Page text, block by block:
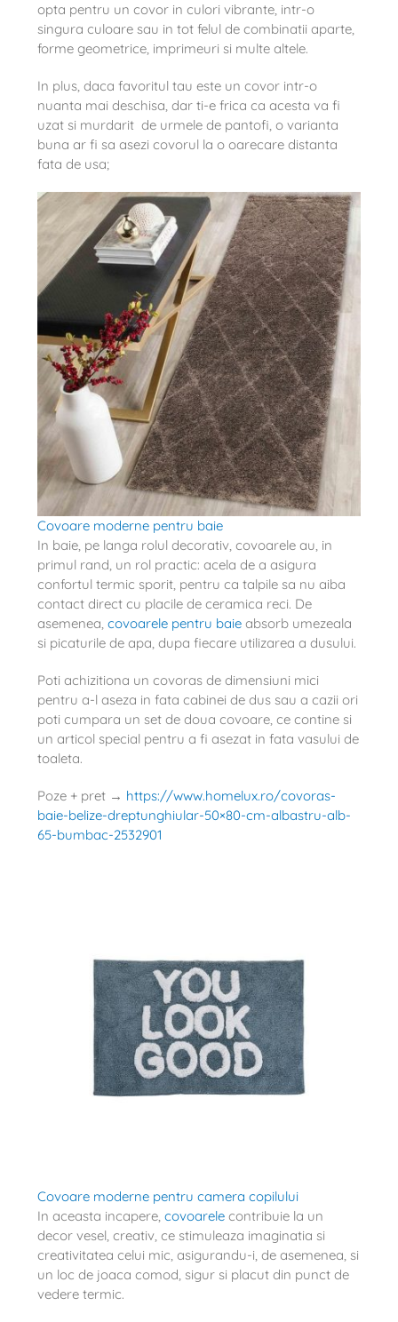
opta pentru un covor in culori vibrante, intr-o
singura culoare sau in tot felul de combinatii aparte,
forme geometrice, imprimeuri si multe altele.
In plus, daca favoritul tau este un covor intr-o
nuanta mai deschisa, dar ti-e frica ca acesta va fi
uzat si murdarit de urmele de pantofi, o varianta
buna ar fi sa asezi covorul la o oarecare distanta
fata de usa;
Covoare moderne pentru baie
In baie, pe langa rolul decorativ, covoarele au, in
primul rand, un rol practic: acela de a asigura
confortul termic sporit, pentru ca talpile sa nu aiba
contact direct cu placile de ceramica reci. De
asemenea, covoarele pentru baieabsorb umezeala
si picaturile de apa, dupa fiecare utilizarea a dusului.
Poti achizitiona un covoras de dimensiuni mici
pentru a-l aseza in fata cabinei de dus sau a cazii ori
poti cumpara un set de doua covoare, ce contine si
un articol special pentru a fi asezat in fata vasului de
toaleta.
Poze + pret → https://www.homelux.ro/covoras-
baie-belize-dreptunghiular-50×80-cm-albastru-alb-
65-bumbac-2532901
Covoare moderne pentru camera copilului
In aceasta incapere, covoarelecontribuie la un
decor vesel, creativ, ce stimuleaza imaginatia si
creativitatea celui mic, asigurandu-i, de asemenea, si
un loc de joaca comod, sigur si placut din punct de
vedere termic.